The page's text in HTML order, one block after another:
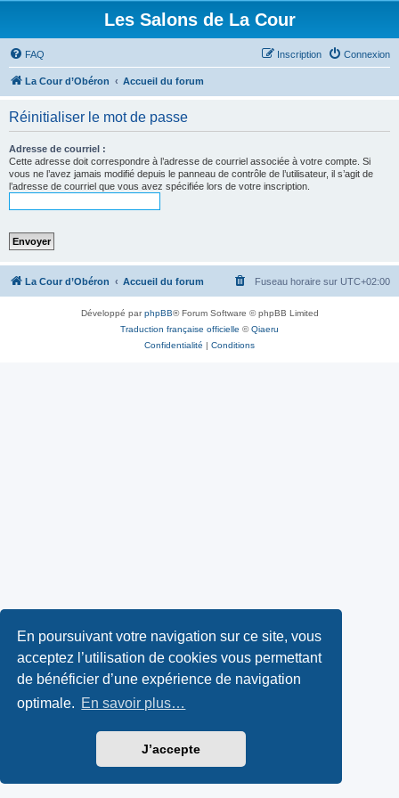
En poursuivant votre navigation sur ce site, vous
acceptez l’utilisation de cookies vous permettant
de bénéficier d’une expérience de navigation
optimale. En savoir plus…
J’accepte
Les Salons de La Cour
FAQ Connexion
Inscription
La Cour d’Obéron Accueil du forum
Réinitialiser le mot de passe
Adresse de courriel :
Cette adresse doit correspondre à l’adresse de courriel associée à votre compte. Si
vous ne l’avez jamais modifié depuis le panneau de contrôle de l’utilisateur, il s’agit de
l’adresse de courriel que vous avez spécifiée lors de votre inscription.
La Cour d’Obéron Accueil du forum Fuseau horaire sur UTC+02:00
Développé parphpBB® Forum Software © phpBB Limited
Traduction française officielle ©Qiaeru
Confidentialité | Conditions